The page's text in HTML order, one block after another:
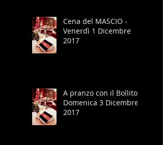
Cena del MASCIO -
Venerdì 1 Dicembre
2017
A pranzo con il Bollito -
Domenica 3 Dicembre
2017